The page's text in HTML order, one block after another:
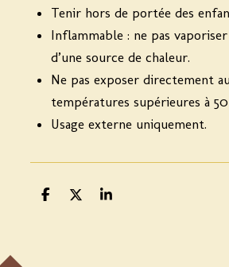
Tenir hors de portée des
Inflammable : ne pas
d’une source de chaleur.
Ne pas exposer directement
températures supérieures à 50
Usage externe uniquement.
P
P
P